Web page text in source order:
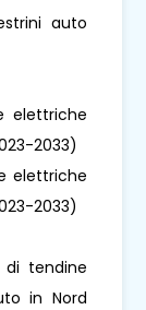
auto
elettriche
2033)
elettriche
2033)
di tendine
in Nord